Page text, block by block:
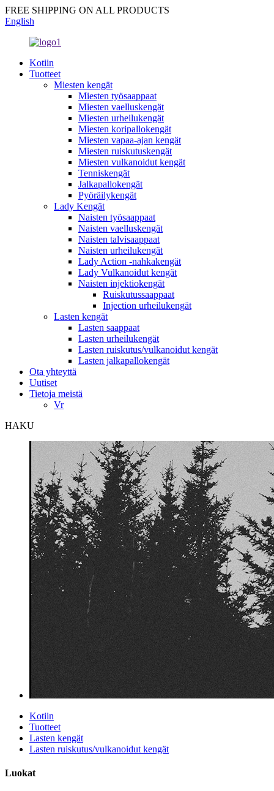
FREE SHIPPING ON ALL PRODUCTS
English
Kotiin
Tuotteet
Miesten kengät
Miesten työsaappaat
Miesten vaelluskengät
Miesten urheilukengät
Miesten koripallokengät
Miesten vapaa-ajan kengät
Miesten ruiskutuskengät
Miesten vulkanoidut kengät
Tenniskengät
Jalkapallokengät
Pyöräilykengät
Lady Kengät
Naisten työsaappaat
Naisten vaelluskengät
Naisten talvisaappaat
Naisten urheilukengät
Lady Action -nahkakengät
Lady Vulkanoidut kengät
Naisten injektiokengät
Ruiskutussaappaat
Injection urheilukengät
Lasten kengät
Lasten saappaat
Lasten urheilukengät
Lasten ruiskutus/vulkanoidut kengät
Lasten jalkapallokengät
Ota yhteyttä
Uutiset
Tietoja meistä
Vr
HAKU
Kotiin
Tuotteet
Lasten kengät
Lasten ruiskutus/vulkanoidut kengät
Luokat